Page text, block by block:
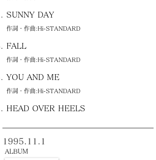
SUNNY DAY
作詞・作曲:Hi-STANDARD
FALL
作詞・作曲:Hi-STANDARD
YOU AND ME
作詞・作曲:Hi-STANDARD
HEAD OVER HEELS
1995.11.1
ALBUM